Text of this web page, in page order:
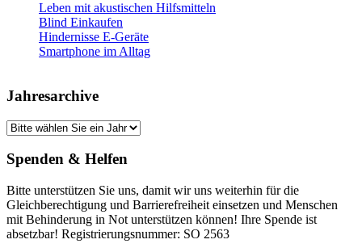
Leben mit akustischen Hilfsmitteln
Blind Einkaufen
Hindernisse E-Geräte
Smartphone im Alltag
Jahresarchive
Spenden & Helfen
Bitte unterstützen Sie uns, damit wir uns weiterhin für die
Gleichberechtigung und Barrierefreiheit einsetzen und Menschen
mit Behinderung in Not unterstützen können! Ihre Spende ist
absetzbar! Registrierungsnummer: SO 2563